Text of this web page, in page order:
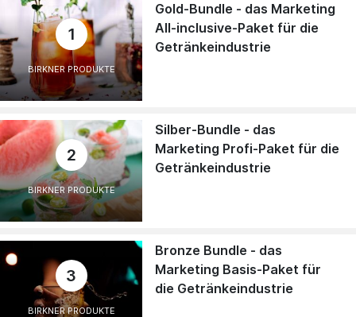
1
BIRKNER PRODUKTE
Gold-Bundle - das Marketing
All-inclusive-Paket für die
Getränkeindustrie
2
BIRKNER PRODUKTE
Silber-Bundle - das
Marketing Profi-Paket für die
Getränkeindustrie
3
BIRKNER PRODUKTE
Bronze Bundle - das
Marketing Basis-Paket für
die Getränkeindustrie